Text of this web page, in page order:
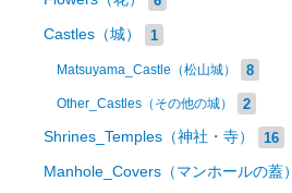
Castles（城） 1
Matsuyama_Castle（松山城） 8
Other_Castles（その他の城） 2
Shrines_Temples（神社・寺） 16
Manhole_Covers（マンホールの蓋）